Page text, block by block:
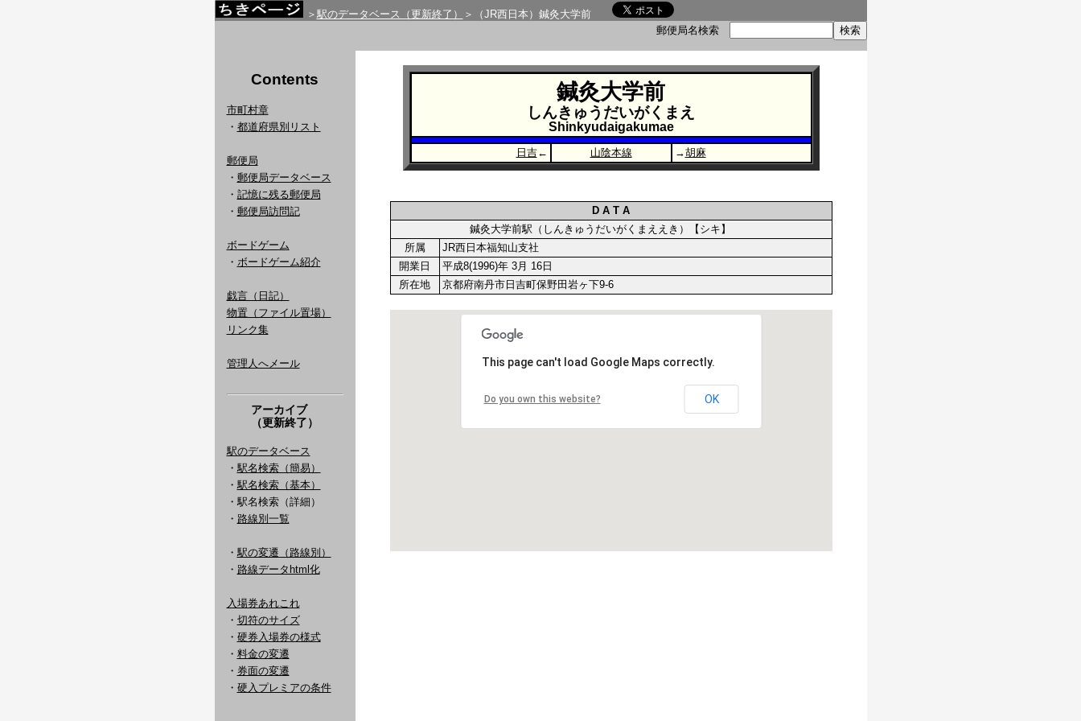
＞ 駅のデータベース（更新終了）
＞（JR西日本）鍼灸大学前
郵便局名検索
Contents
市町村章
・ 都道府県別リスト
郵便局
・ 郵便局データベース
・ 記憶に残る郵便局
・ 郵便局訪問記
ボードゲーム
・ ボードゲーム紹介
戯言（日記）
物置（ファイル置場）
リンク集
管理人へメール
アーカイブ
（更新終了）
駅のデータベース
・ 駅名検索（簡易）
・ 駅名検索（基本）
・駅名検索（詳細）
・ 路線別一覧
・ 駅の変遷（路線別）
・ 路線データhtml化
入場券あれこれ
・ 切符のサイズ
・ 硬券入場券の様式
・ 料金の変遷
・ 券面の変遷
・ 硬入プレミアの条件
鍼灸大学前
しんきゅうだいがくまえ
Shinkyudaigakumae
日吉← 山陰本線 →胡麻
D A T A
鍼灸大学前駅（しんきゅうだいがくまええき）【シキ】
所属
JR西日本福知山支社
開業日
平成8(1996)年 3月 16日
所在地
京都府南丹市日吉町保野田岩ヶ下9-6